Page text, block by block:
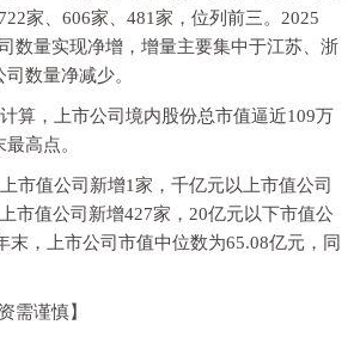
家、606家、481家，位列前三。2025
数量实现净增，增量主要集中于江苏、浙
数量净减少。
算，上市公司境内股份总市值逼近109万
高点。
市值公司新增1家，千亿元以上市值公司
市值公司新增427家，20亿元以下市值公
末，上市公司市值中位数为65.08亿元，同
需谨慎】